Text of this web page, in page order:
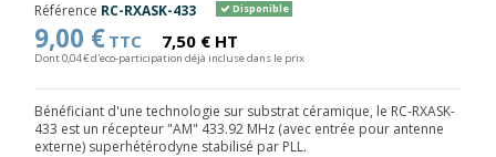
Référence RC-RXASK-433 Disponible
9,00 € TTC 7,50 € HT
Dont 0,04 € d'eco-participation déjà incluse dans le prix
Bénéficiant d'une technologie sur substrat céramique, le RC-RXASK-
433 est un récepteur "AM" 433.92 MHz (avec entrée pour antenne
externe) superhétérodyne stabilisé par PLL.